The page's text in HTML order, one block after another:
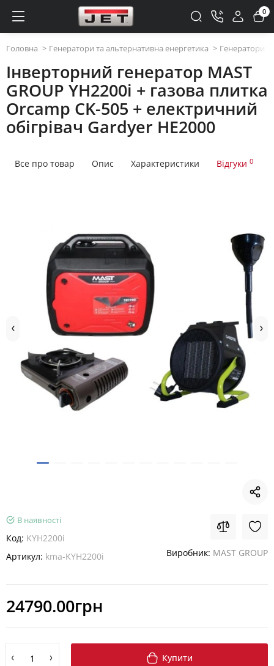
0
Головна Генератори та альтернативна енергетика Генератори
Інверторний генератор MAST
GROUP YH2200i + газова плитка
Orcamp CK-505 + електричний
обігрівач Gardyer HE2000
Все про товар Опис Характеристики Відгуки 0
В наявності
Код: KYH2200i
Артикул: kma-KYH2200i Виробник: MAST GROUP
24790.00грн
Купити